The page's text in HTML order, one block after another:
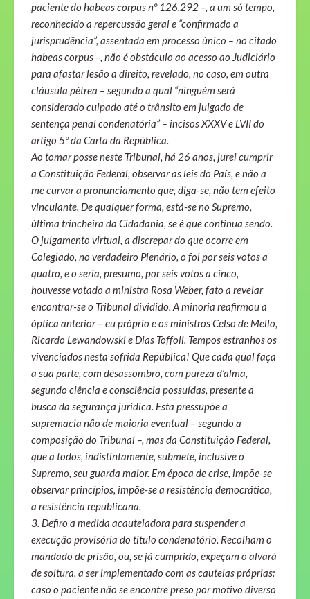
paciente do habeas corpus nº 126.292 –, a um só tempo,
reconhecido a repercussão geral e “confirmado a
jurisprudência”, assentada em processo único – no citado
habeas corpus –, não é obstáculo ao acesso ao Judiciário
para afastar lesão a direito, revelado, no caso, em outra
cláusula pétrea – segundo a qual “ninguém será
considerado culpado até o trânsito em julgado de
sentença penal condenatória” – incisos XXXV e LVII do
artigo 5º da Carta da República.
Ao tomar posse neste Tribunal, há 26 anos, jurei cumprir
a Constituição Federal, observar as leis do País, e não a
me curvar a pronunciamento que, diga-se, não tem efeito
vinculante. De qualquer forma, está-se no Supremo,
última trincheira da Cidadania, se é que continua sendo.
O julgamento virtual, a discrepar do que ocorre em
Colegiado, no verdadeiro Plenário, o foi por seis votos a
quatro, e o seria, presumo, por seis votos a cinco,
houvesse votado a ministra Rosa Weber, fato a revelar
encontrar-se o Tribunal dividido. A minoria reafirmou a
óptica anterior – eu próprio e os ministros Celso de Mello,
Ricardo Lewandowski e Dias Toffoli. Tempos estranhos os
vivenciados nesta sofrida República! Que cada qual faça
a sua parte, com desassombro, com pureza d’alma,
segundo ciência e consciência possuídas, presente a
busca da segurança jurídica. Esta pressupõe a
supremacia não de maioria eventual – segundo a
composição do Tribunal –, mas da Constituição Federal,
que a todos, indistintamente, submete, inclusive o
Supremo, seu guarda maior. Em época de crise, impõe-se
observar princípios, impõe-se a resistência democrática,
a resistência republicana.
3. Defiro a medida acauteladora para suspender a
execução provisória do titulo condenatório. Recolham o
mandado de prisão, ou, se já cumprido, expeçam o alvará
de soltura, a ser implementado com as cautelas próprias:
caso o paciente não se encontre preso por motivo diverso